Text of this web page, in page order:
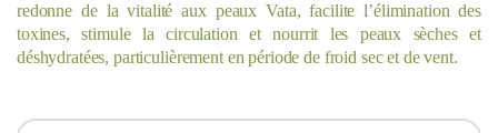
redonne de la vitalité aux peaux Vata, facilite l’élimination des
toxines, stimule la circulation et nourrit les peaux sèches et
déshydratées, particulièrement en période de froid sec et de vent.